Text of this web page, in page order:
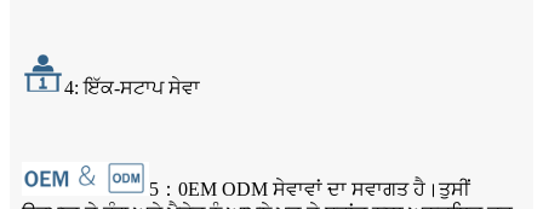
4: ਇੱਕ-ਸਟਾਪ ਸੇਵਾ
5：0EM ODM ਸੇਵਾਵਾਂ ਦਾ ਸਵਾਗਤ ਹੈ।ਤੁਸੀਂ